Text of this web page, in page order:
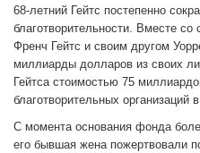
68-летний Гейтс постепенно
благотворительности. Вместе
Френч Гейтс и своим другом
миллиарды долларов из своих
Гейтса стоимостью 75
благотворительных организаций
С момента основания фонда
его бывшая жена пожертвовали